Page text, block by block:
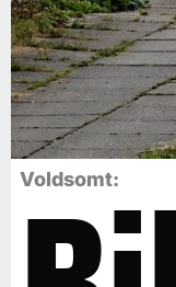
Voldsomt: